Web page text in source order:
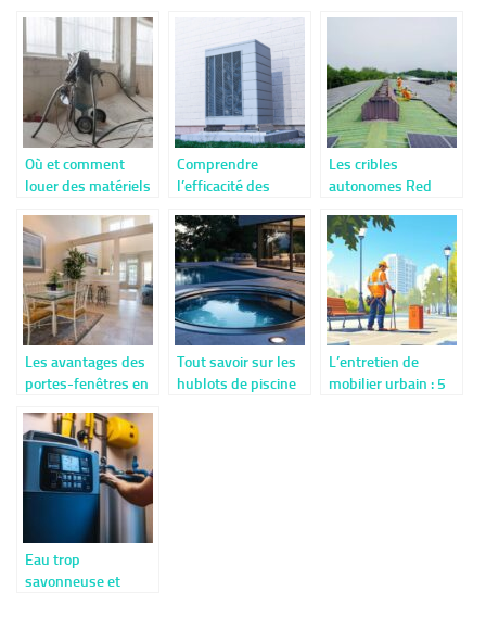
Où et comment
louer des matériels
Comprendre
l’efficacité des
Les cribles
autonomes Red
mobile pour le
recyclage sur site.
Les avantages des
portes-fenêtres en
maison esthétique
et performante
Tout savoir sur les
hublots de piscine
L’entretien de
mobilier urbain : 5
Eau trop
savonneuse et